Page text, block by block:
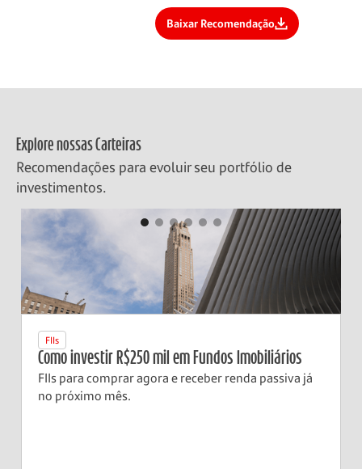
Baixar Recomendação
Explore nossas Carteiras
Recomendações para evoluir seu portfólio de
investimentos.
FIIs
Como investir R$250 mil em Fundos Imobiliários
FIIs para comprar agora e receber renda passiva já
no próximo mês.